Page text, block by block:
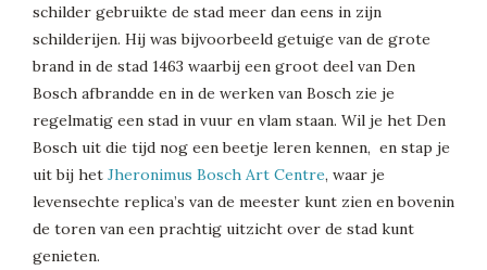
schilder gebruikte de stad meer dan eens in zijn
schilderijen. Hij was bijvoorbeeld getuige van de grote
brand in de stad 1463 waarbij een groot deel van Den
Bosch afbrandde en in de werken van Bosch zie je
regelmatig een stad in vuur en vlam staan. Wil je het Den
Bosch uit die tijd nog een beetje leren kennen, en stap je
uit bij het Jheronimus Bosch Art Centre, waar je
levensechte replica’s van de meester kunt zien en bovenin
de toren van een prachtig uitzicht over de stad kunt
genieten.